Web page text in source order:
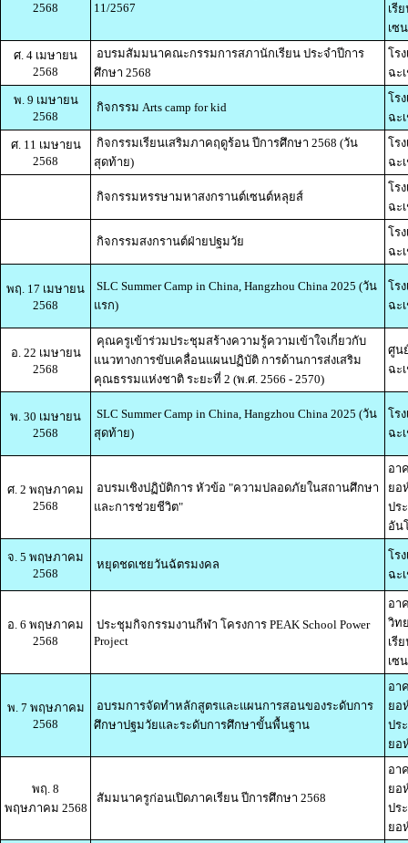
2568
11/2567
เรี
เซ
ศ. 4 เมษายน
2568
อบรมสัมมนาคณะกรรมการสภานักเรียน ประจำปีการ
ศึกษา 2568
โร
ฉะ
พ. 9 เมษายน
2568
กิจกรรม Arts camp for kid
โร
ฉะ
ศ. 11 เมษายน
2568
กิจกรรมเรียนเสริมภาคฤดูร้อน ปีการศึกษา 2568 (วัน
สุดท้าย)
โร
ฉะ
กิจกรรมหรรษามหาสงกรานต์เซนต์หลุยส์
โร
ฉะ
กิจกรรมสงกรานต์ฝ่ายปฐมวัย
โร
ฉะ
พฤ. 17 เมษายน
2568
SLC Summer Camp in China, Hangzhou China 2025 (วัน
แรก)
โร
ฉะ
อ. 22 เมษายน
2568
คุณครูเข้าร่วมประชุมสร้างความรู้ความเข้าใจเกี่ยวกับ
แนวทางการขับเคลื่อนแผนปฏิบัติ การด้านการส่งเสริม
คุณธรรมแห่งชาติ ระยะที่ 2 (พ.ศ. 2566 - 2570)
ศูน
ฉะ
พ. 30 เมษายน
2568
SLC Summer Camp in China, Hangzhou China 2025 (วัน
สุดท้าย)
โร
ฉะ
ศ. 2 พฤษภาคม
2568
อบรมเชิงปฏิบัติการ หัวข้อ "ความปลอดภัยในสถานศึกษา
และการช่วยชีวิต"
อา
ยอ
ปร
อัน
จ. 5 พฤษภาคม
2568
หยุดชดเชยวันฉัตรมงคล
โร
ฉะ
อ. 6 พฤษภาคม
2568
ประชุมกิจกรรมงานกีฬา โครงการ PEAK School Power
Project
อา
วิท
เรี
เซ
พ. 7 พฤษภาคม
2568
อบรมการจัดทำหลักสูตรและแผนการสอนของระดับการ
ศึกษาปฐมวัยและระดับการศึกษาขั้นพื้นฐาน
อา
ยอ
ปร
ยอ
พฤ. 8
พฤษภาคม 2568
สัมมนาครูก่อนเปิดภาคเรียน ปีการศึกษา 2568
อา
ยอ
ปร
ยอ